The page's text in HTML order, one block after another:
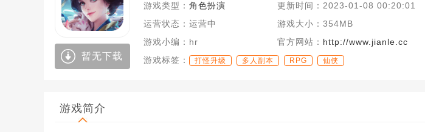
暂无下载
游戏类型： 角色扮演 更新时间： 2023-01-08 00:20:01
运营状态： 运营中 游戏大小： 354MB
游戏小编： hr 官方网站： http://www.jianle.cc
游戏标签：
打怪升级 多人副本 RPG 仙侠
游戏简介